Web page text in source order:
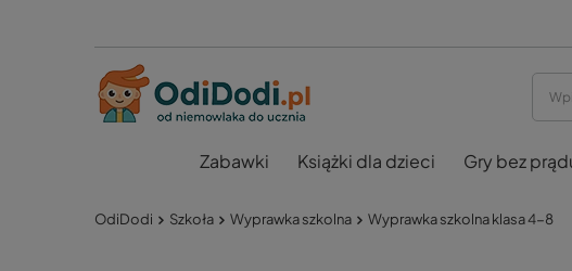
Zabawki Książki dla dzieci Gry bez
OdiDodi Szkoła Wyprawka szkolna Wyprawka szkolna klasa 4-8